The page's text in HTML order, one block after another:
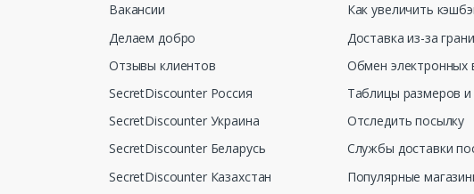
Вакансии
Делаем добро
Отзывы клиентов
SecretDiscounter Россия
SecretDiscounter Украина
SecretDiscounter Беларусь
SecretDiscounter Казахстан
Как увеличить
Доставка из-за
Обмен электронных
Таблицы размеров и
Отследить посылку
Службы доставки
Популярные